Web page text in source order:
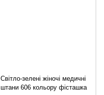
Світло-зелені жіночі медичні
штани 606 кольору фісташка